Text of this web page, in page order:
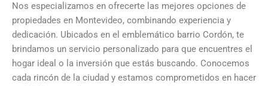
Nos especializamos en ofrecerte las mejores opciones de
propiedades en Montevideo, combinando experiencia y
dedicación. Ubicados en el emblemático barrio Cordón, te
brindamos un servicio personalizado para que encuentres el
hogar ideal o la inversión que estás buscando. Conocemos
cada rincón de la ciudad y estamos comprometidos en hacer